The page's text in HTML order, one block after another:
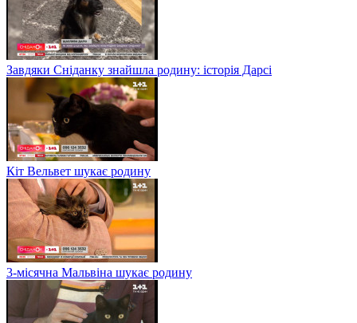
Завдяки Сніданку знайшла родину: історія Дарсі
Кіт Вельвет шукає родину
3-місячна Мальвіна шукає родину